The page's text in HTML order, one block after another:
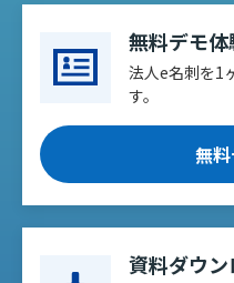
無料デモ体
法人e名刺を1
す。
無
資料ダウン